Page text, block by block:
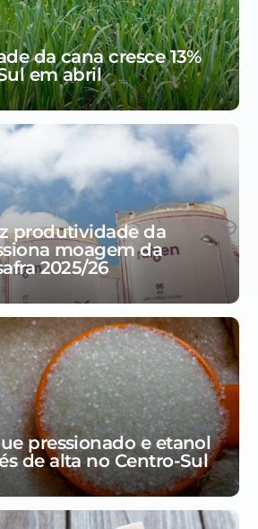
da cana cresce 13%
em abril
produtividade da
moagem da
2025/26
pressionado e etanol
de alta no Centro-Sul